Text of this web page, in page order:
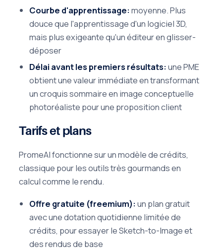
Courbe d'apprentissage:moyenne. Plus
douce que l'apprentissage d'un logiciel 3D,
mais plus exigeante qu'un éditeur en glisser-
déposer
Délai avant les premiers résultats:une PME
obtient une valeur immédiate en transformant
un croquis sommaire en image conceptuelle
photoréaliste pour une proposition client
Tarifs et plans
PromeAI fonctionne sur un modèle de crédits,
classique pour les outils très gourmands en
calcul comme le rendu.
Offre gratuite (freemium):un plan gratuit
avec une dotation quotidienne limitée de
crédits, pour essayer le Sketch-to-Image et
des rendus de base